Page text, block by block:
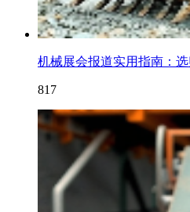
机械展会报道实用指南：
817